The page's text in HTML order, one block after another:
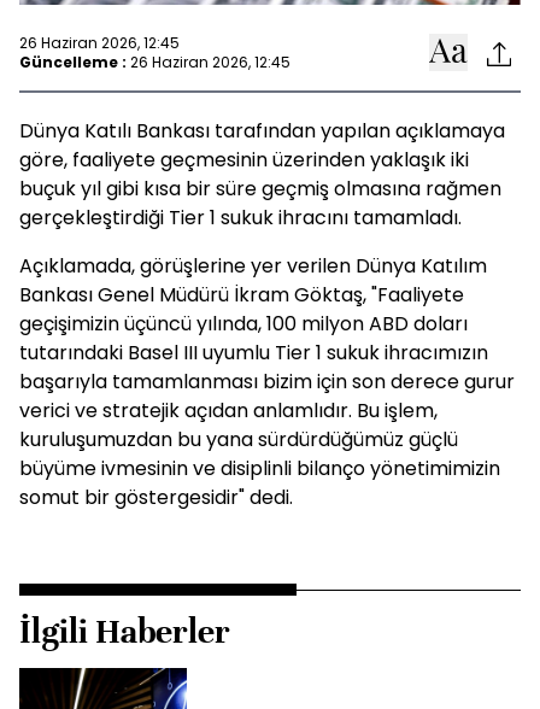
26 Haziran 2026, 12:45
Güncelleme : 26 Haziran 2026, 12:45
Dünya Katılı Bankası tarafından yapılan açıklamaya
göre, faaliyete geçmesinin üzerinden yaklaşık iki
buçuk yıl gibi kısa bir süre geçmiş olmasına rağmen
gerçekleştirdiği Tier 1 sukuk ihracını tamamladı.
Açıklamada, görüşlerine yer verilen Dünya Katılım
Bankası Genel Müdürü İkram Göktaş, "Faaliyete
geçişimizin üçüncü yılında, 100 milyon ABD doları
tutarındaki Basel III uyumlu Tier 1 sukuk ihracımızın
başarıyla tamamlanması bizim için son derece gurur
verici ve stratejik açıdan anlamlıdır. Bu işlem,
kuruluşumuzdan bu yana sürdürdüğümüz güçlü
büyüme ivmesinin ve disiplinli bilanço yönetimimizin
somut bir göstergesidir" dedi.
İlgili Haberler